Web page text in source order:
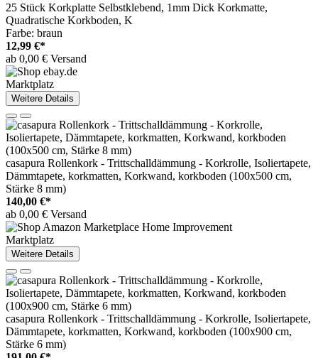
25 Stück Korkplatte Selbstklebend, 1mm Dick Korkmatte,
Quadratische Korkboden, K
Farbe: braun
12,99 €*
ab 0,00 € Versand
Marktplatz
Weitere Details
casapura Rollenkork - Trittschalldämmung - Korkrolle, Isoliertapete,
Dämmtapete, korkmatten, Korkwand, korkboden (100x500 cm,
Stärke 8 mm)
140,00 €*
ab 0,00 € Versand
Marktplatz
Weitere Details
casapura Rollenkork - Trittschalldämmung - Korkrolle, Isoliertapete,
Dämmtapete, korkmatten, Korkwand, korkboden (100x900 cm,
Stärke 6 mm)